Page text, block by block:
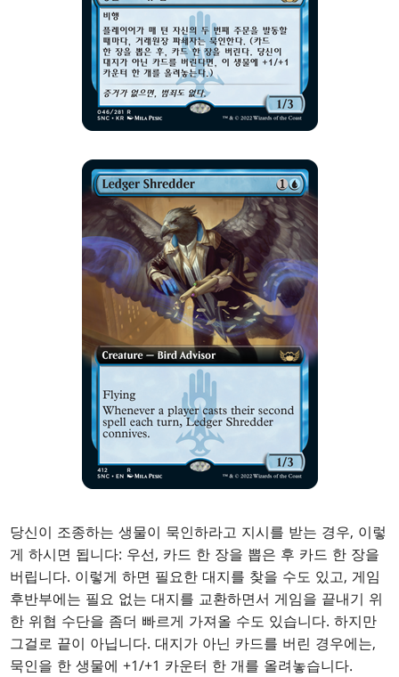
당신이 조종하는 생물이 묵인하라고 지시를 받는 경우, 이렇
게 하시면 됩니다: 우선, 카드 한 장을 뽑은 후 카드 한 장을
버립니다. 이렇게 하면 필요한 대지를 찾을 수도 있고, 게임
후반부에는 필요 없는 대지를 교환하면서 게임을 끝내기 위
한 위협 수단을 좀더 빠르게 가져올 수도 있습니다. 하지만
그걸로 끝이 아닙니다. 대지가 아닌 카드를 버린 경우에는,
묵인을 한 생물에 +1/+1 카운터 한 개를 올려놓습니다.